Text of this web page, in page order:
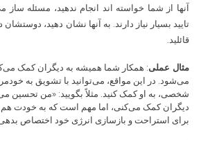
آنها از شما خواسته­ اند انجام ندهيد، مسئله ساز
تاييد بسيار نياز دارند. به آنها نشان دهيد،
قائليد.
مثال عملی: همکار شما همیشه به دیگران کمک
می‌شود. در این مواقع، می‌توانید با تشویق به
شخصی، به او کمک کنید. مثلاً بگویید: «من تحسین
دیگران کمک می‌کنی، اما مهم است که به خودت هم
برای استراحت و بازسازی انرژی خود اختصاص